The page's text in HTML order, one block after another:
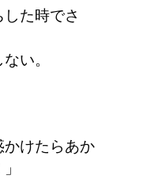
た時でさ
い。
かけたらあか